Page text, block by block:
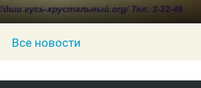
Все новости